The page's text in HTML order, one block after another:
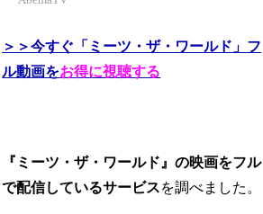
＞＞今すぐ「ミーツ・ザ・ワールド」フ
ル動画をお得に視聴する
『ミーツ・ザ・ワールド』の映画をフル
で配信しているサービスを調べました。